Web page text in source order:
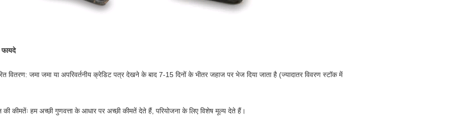
फायदे
वितरण: जमा जमा या अपरिवर्तनीय क्रेडिट पत्र देखने के बाद 7-15 दिनों के भीतर जहाज पर भेज दिया जाता है (ज्यादातर विवरण स्टॉक में
की कीमतेंः हम अच्छी गुणवत्ता के आधार पर अच्छी कीमतें देते हैं, परियोजना के लिए विशेष मूल्य देते हैं।